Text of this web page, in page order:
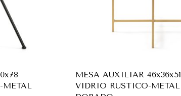
METAL
MESA AUXILIAR 46x36x51
VIDRIO RUSTICO-METAL